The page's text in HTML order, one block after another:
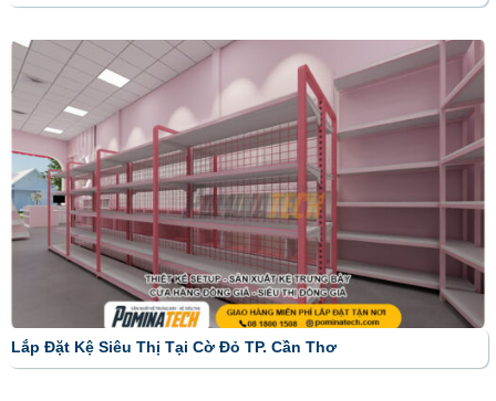
Lắp Đặt Kệ Siêu Thị Tại Cờ Đỏ TP. Cần Thơ